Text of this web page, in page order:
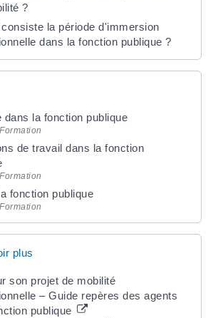
?
la période d'immersion
dans la fonction publique ?
dans la fonction publique
de travail dans la fonction
fonction publique
plus
son projet de mobilité
– Guide repères des agents
publique